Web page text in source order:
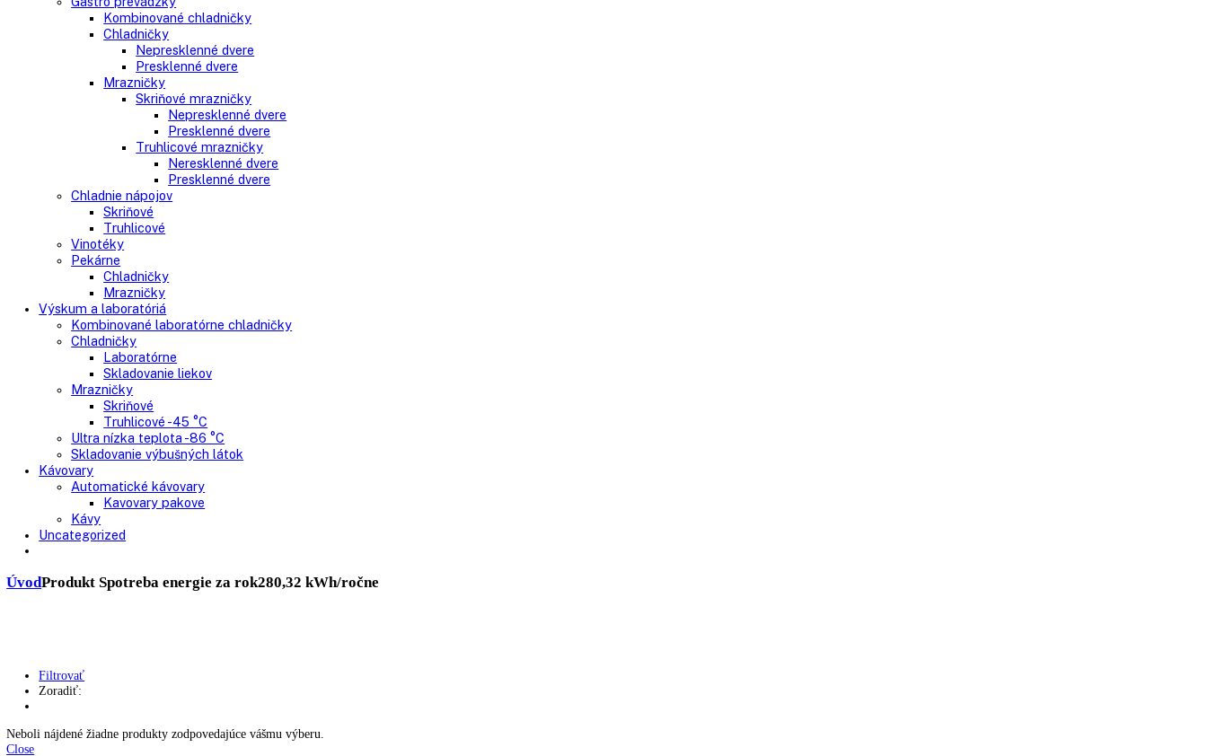
Klasické chladničky
Stolové chladničky
Americké chladničky
Chladnička na víno
Humidory
Gastro prevádzky
Kombinované chladničky
Chladničky
Nepresklenné dvere
Presklenné dvere
Mrazničky
Skriňové mrazničky
Truhlicové mrazničky
Chladnie nápojov
Skriňové
Truhlicové
Vinotéky
Pekárne
Chladničky
Mrazničky
Výskum a laboratóriá
Kombinované laboratórne chladničky
Chladničky
Laboratórne
Mrazničky
Truhlicové -45 °C
Kávy